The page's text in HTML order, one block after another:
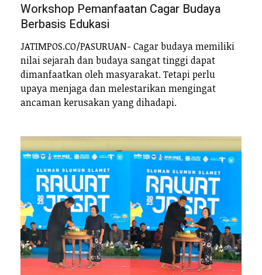
Workshop Pemanfaatan Cagar Budaya
Berbasis Edukasi
JATIMPOS.CO/PASURUAN- Cagar budaya memiliki
nilai sejarah dan budaya sangat tinggi dapat
dimanfaatkan oleh masyarakat. Tetapi perlu
upaya menjaga dan melestarikan mengingat
ancaman kerusakan yang dihadapi.